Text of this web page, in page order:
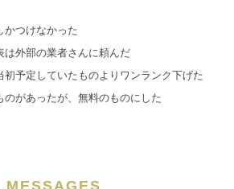
かつけなかった
は外部の業者さんに頼んだ
初予定していたものよりワンランク下げた
のがあったが、無料のものにした
MESSAGES